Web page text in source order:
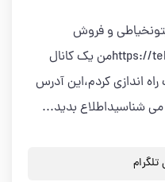
و فروش
لباسhttps://telegram.me/golabatoooonمن یک کانال
اندازی کردم،این آدرس
می شناسیداطلاع بدید...